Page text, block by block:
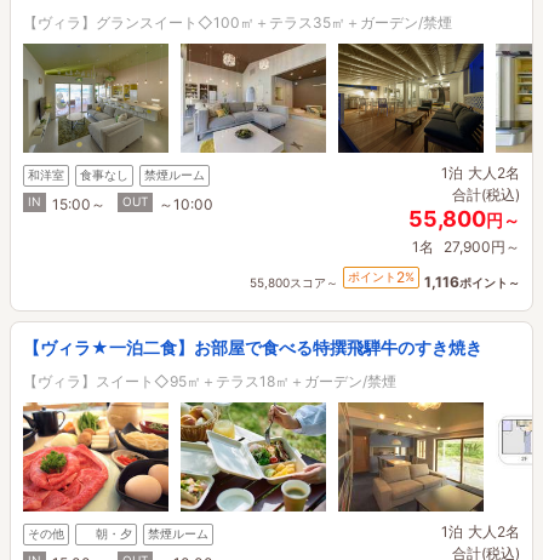
【ヴィラ】グランスイート◇100㎡＋テラス35㎡＋ガーデン/禁煙
和洋室 食事なし
禁煙ルーム
IN
15:00～ OUT ～10:00
1泊 大人2名
合計(税込)
55,800円～
1名 27,900円～
55,800スコア～ ポイント 2% 1,116ポイント～
【ヴィラ★一泊二食】お部屋で食べる特撰飛騨牛のすき焼き
【ヴィラ】スイート◇95㎡＋テラス18㎡＋ガーデン/禁煙
その他 朝・夕
禁煙ルーム
1泊 大人2名
合計(税込)